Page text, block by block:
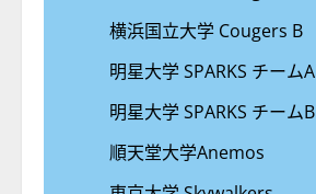
横浜国立大学 Cougers B
明星大学 SPARKS チームA
明星大学 SPARKS チームB
順天堂大学Anemos